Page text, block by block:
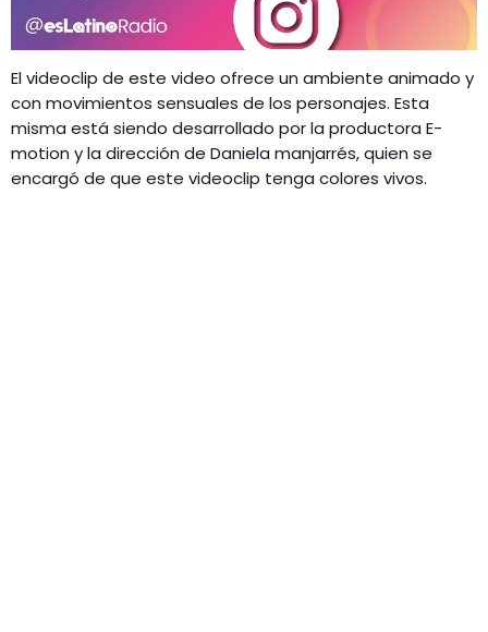
El videoclip de este video ofrece un ambiente animado y
con movimientos sensuales de los personajes. Esta
misma está siendo desarrollado por la productora E-
motion y la dirección de Daniela manjarrés, quien se
encargó de que este videoclip tenga colores vivos.